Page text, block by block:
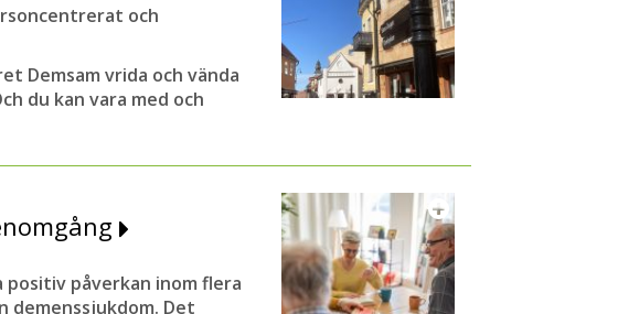
och
Demsam vrida och vända
du kan vara med och
positiv påverkan inom flera
demenssjukdom. Det